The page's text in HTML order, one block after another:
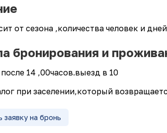
от сезона ,количества человек и
бронирования и
после 14 ,00часов.выезд в 10
при заселении,который
заявку на бронь